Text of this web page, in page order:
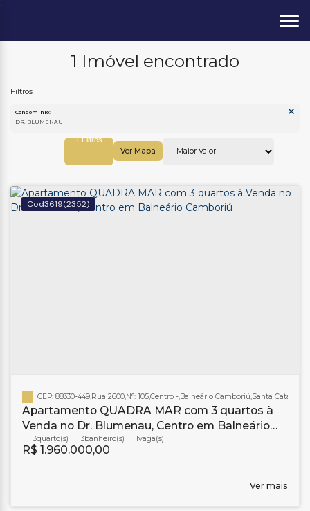
1 Imóvel encontrado
Condomínio:
Ver Mapa
3619(2352)
Apartamento QUADRA MAR com 3 quartos à
Venda no Dr. Blumenau, Centro em Balneário
Camboriú
R$ 1.960.000,00
CEP: 88330-449,Rua 2600,N°: 105,Centro ,Balneário Camboriú,Santa Catarina
3 3banheiro(s) 1
Ver mais